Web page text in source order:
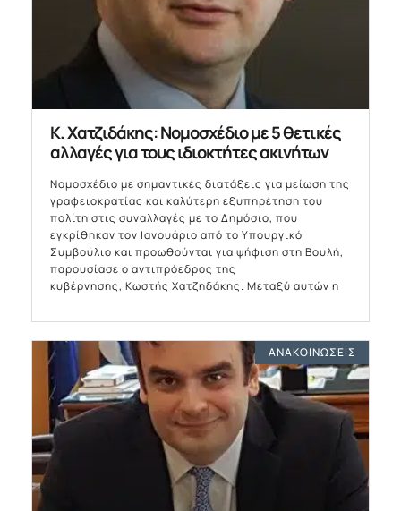
Κ. Χατζιδάκης: Νομοσχέδιο με 5 θετικές
αλλαγές για τους ιδιοκτήτες ακινήτων
Νομοσχέδιο με σημαντικές διατάξεις για μείωση της
γραφειοκρατίας και καλύτερη εξυπηρέτηση του
πολίτη στις συναλλαγές με το Δημόσιο, που
εγκρίθηκαν τον Ιανουάριο από το Υπουργικό
Συμβούλιο και προωθούνται για ψήφιση στη Βουλή,
παρουσίασε ο αντιπρόεδρος της
κυβέρνησης, Κωστής Χατζηδάκης. Μεταξύ αυτών η
ΑΝΑΚΟΙΝΏΣΕΙΣ